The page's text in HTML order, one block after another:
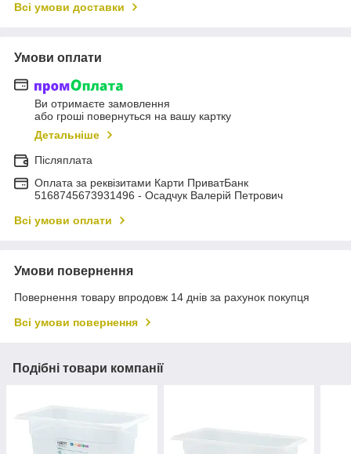
Всі умови доставки
Умови оплати
Ви отримаєте замовлення
або гроші повернуться на вашу картку
Детальніше
Післяплата
Оплата за реквізитами Карти ПриватБанк
5168745673931496 - Осадчук Валерій Петрович
Всі умови оплати
Умови повернення
Повернення товару впродовж 14 днів за рахунок покупця
Всі умови повернення
Подібні товари компанії